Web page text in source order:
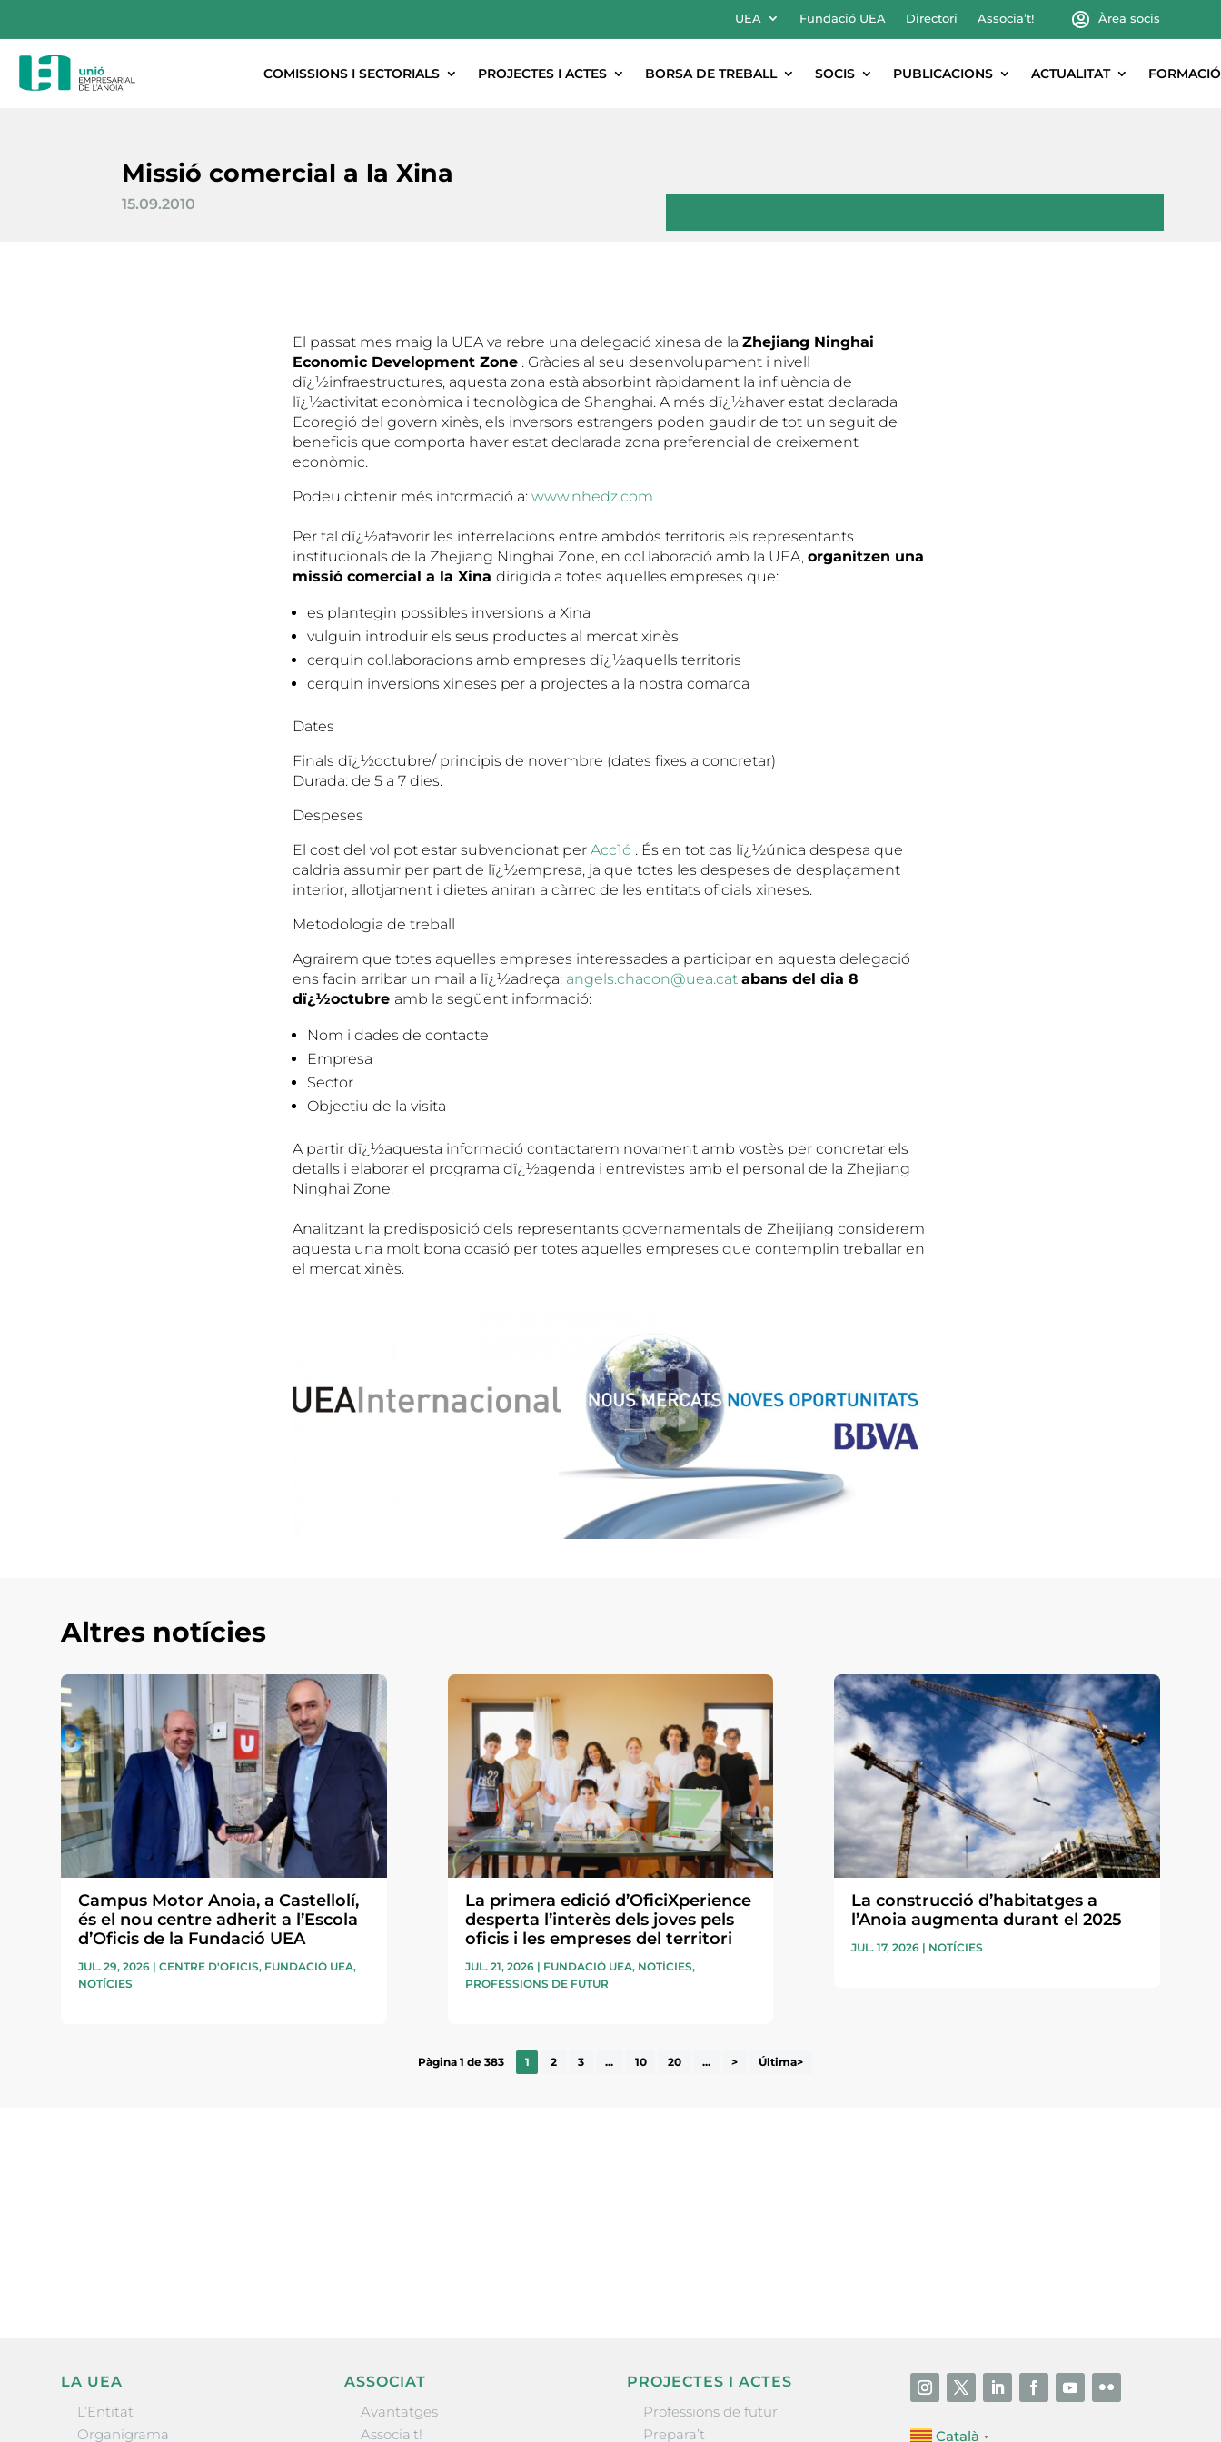
UEA Fundació UEA Directori Associa’t! Àrea socis
COMISSIONS I SECTORIALS PROJECTES I ACTES BORSA DE TREBALL SOCIS PUBLICACIONS ACTUALITAT FORMACIÓ
Missió comercial a la Xina
15.09.2010
El passat mes maig la UEA va rebre una delegació xinesa de la Zhejiang Ninghai
Economic Development Zone . Gràcies al seu desenvolupament i nivell
dï¿½infraestructures, aquesta zona està absorbint ràpidament la influència de
lï¿½activitat econòmica i tecnològica de Shanghai. A més dï¿½haver estat declarada
Ecoregió del govern xinès, els inversors estrangers poden gaudir de tot un seguit de
beneficis que comporta haver estat declarada zona preferencial de creixement
econòmic.
Podeu obtenir més informació a: www.nhedz.com
Per tal dï¿½afavorir les interrelacions entre ambdós territoris els representants
institucionals de la Zhejiang Ninghai Zone, en col.laboració amb la UEA, organitzen una
missió comercial a la Xina dirigida a totes aquelles empreses que:
es plantegin possibles inversions a Xina
vulguin introduir els seus productes al mercat xinès
cerquin col.laboracions amb empreses dï¿½aquells territoris
cerquin inversions xineses per a projectes a la nostra comarca
Dates
Finals dï¿½octubre/ principis de novembre (dates fixes a concretar)
Durada: de 5 a 7 dies.
Despeses
El cost del vol pot estar subvencionat per Acc1ó . És en tot cas lï¿½única despesa que
caldria assumir per part de lï¿½empresa, ja que totes les despeses de desplaçament
interior, allotjament i dietes aniran a càrrec de les entitats oficials xineses.
Metodologia de treball
Agrairem que totes aquelles empreses interessades a participar en aquesta delegació
ens facin arribar un mail a lï¿½adreça: angels.chacon@uea.cat abans del dia 8
dï¿½octubre amb la següent informació:
Nom i dades de contacte
Empresa
Sector
Objectiu de la visita
A partir dï¿½aquesta informació contactarem novament amb vostès per concretar els
detalls i elaborar el programa dï¿½agenda i entrevistes amb el personal de la Zhejiang
Ninghai Zone.
Analitzant la predisposició dels representants governamentals de Zheijiang considerem
aquesta una molt bona ocasió per totes aquelles empreses que contemplin treballar en
el mercat xinès.
Altres notícies
Campus Motor Anoia, a Castellolí,
és el nou centre adherit a l’Escola
d’Oficis de la Fundació UEA
JUL. 29, 2026 |CENTRE D'OFICIS, FUNDACIÓ UEA,
NOTÍCIES
La primera edició d’OficiXperience
desperta l’interès dels joves pels
oficis i les empreses del territori
JUL. 21, 2026| FUNDACIÓ UEA, NOTÍCIES,
PROFESSIONS DE FUTUR
La construcció d’habitatges a
l’Anoia augmenta durant el 2025
JUL. 17, 2026| NOTÍCIES
Pàgina 1 de 383 1 2 3 ... 10 20 ... > Última>
LA UEA
L’Entitat
Organigrama
ASSOCIAT
Avantatges
Associa’t!
PROJECTES I ACTES
Professions de futur
Prepara’t
Català ▼